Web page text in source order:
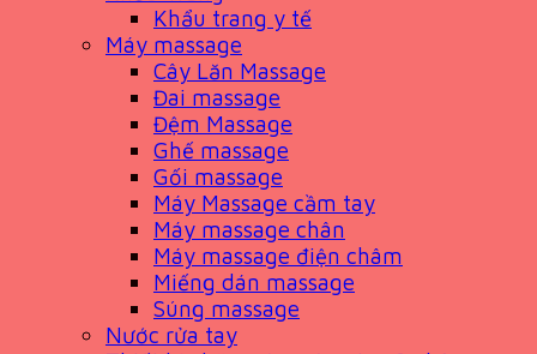
Khẩu trang y tế
Máy massage
Cây Lăn Massage
Đai massage
Đệm Massage
Ghế massage
Gối massage
Máy Massage cầm tay
Máy massage chân
Máy massage điện châm
Miếng dán massage
Súng massage
Nước rửa tay